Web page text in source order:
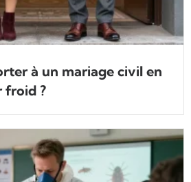
à un mariage civil en
froid ?